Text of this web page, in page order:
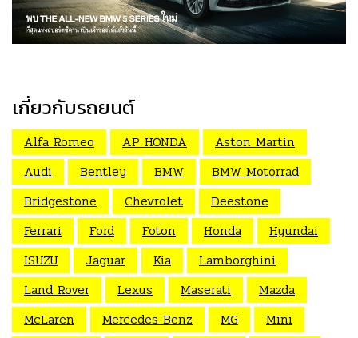
เกี่ยวกับรถยนต์
Alfa Romeo AP HONDA
Aston Martin
Audi
Bentley BMW
BMW Motorrad
Bridgestone
Chevrolet
Deestone
Ferrari
Ford Foton Honda
Hyundai
ISUZU
Jaguar Kia
Lamborghini
Land Rover
Lexus Maserati
Mazda
McLaren
Mercedes Benz MG
Mini